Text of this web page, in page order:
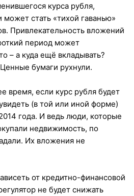
курса рубля,
стать «тихой гаванью»
Привлекательность вложений
период может
– а куда ещё вкладывать?
бумаги рухнули.
время, если курс рубля будет
(в той или иной форме)
года. И ведь люди, которые
недвижимость, по
Их вложения не
от кредитно-финансовой
не будет снижать